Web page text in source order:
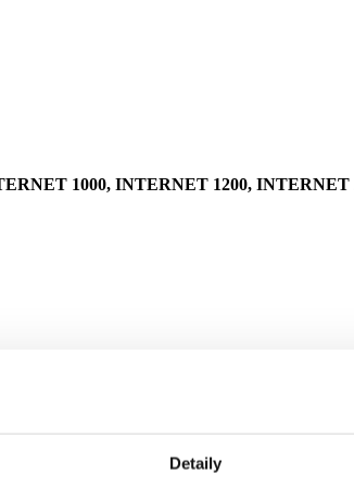
Detaily
1000, INTERNET 1200, INTERNET